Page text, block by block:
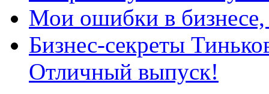
Мои ошибки в
Бизнес-секреты
Отличный выпуск!